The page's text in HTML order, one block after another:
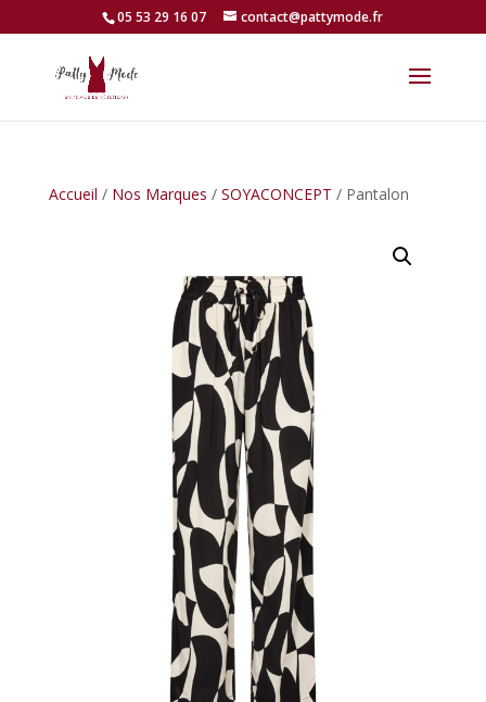
05 53 29 16 07 contact@pattymode.fr
Accueil / Nos Marques / SOYACONCEPT / Pantalon